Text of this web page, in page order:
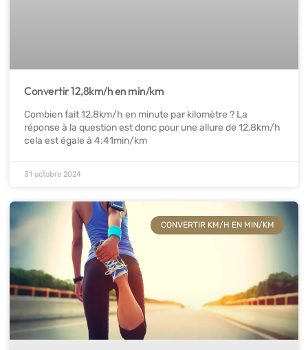
Convertir 12,8km/h en min/km
Combien fait 12,8km/h en minute par kilomètre ? La
réponse à la question est donc pour une allure de 12,8km/h
cela est égale à 4:41min/km
31 octobre 2024
CONVERTIR KM/H EN MIN/KM